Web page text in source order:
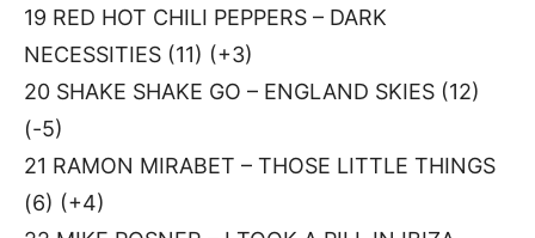
19 RED HOT CHILI PEPPERS – DARK
NECESSITIES (11) (+3)
20 SHAKE SHAKE GO – ENGLAND SKIES (12)
(-5)
21 RAMON MIRABET – THOSE LITTLE THINGS
(6) (+4)